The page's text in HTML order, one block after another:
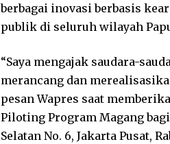
berbagai inovasi berbasis
publik di seluruh wilayah
“Saya mengajak saudara-
merancang dan
pesan Wapres saat
Piloting Program Magang
Selatan No. 6, Jakarta Pusat,